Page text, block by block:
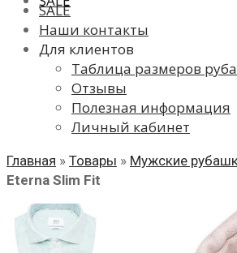
SALE
Наши контакты
Для клиентов
Таблица размеров
Отзывы
Полезная информация
Личный кабинет
Главная » Товары » Мужские
Eterna Slim Fit